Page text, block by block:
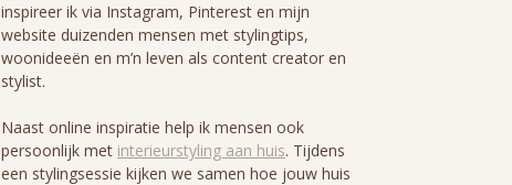
inspireer ik via Instagram, Pinterest en mijn
website duizenden mensen met stylingtips,
woonideeën en m’n leven als content creator en
stylist.
Naast online inspiratie help ik mensen ook
persoonlijk met interieurstyling aan huis. Tijdens
een stylingsessie kijken we samen hoe jouw huis